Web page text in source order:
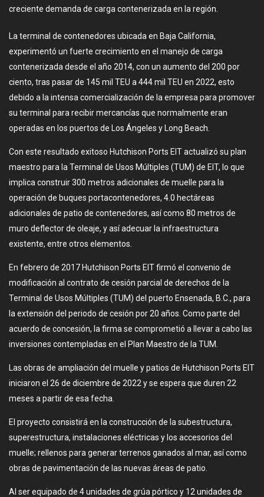
creciente demanda de carga contenerizada en la región.
La terminal de contenedores ubicada en Baja California,
experimentó un fuerte crecimiento en el manejo de carga
contenerizada desde el año 2014, con un aumento del 200 por
ciento, tras pasar de 145 mil TEU a 444 mil TEU en 2022, esto
debido a la intensa comercialización de la empresa para promover
su terminal para recibir mercancías que normalmente eran
operadas en los puertos de Los Ángeles y Long Beach.
Con este resultado exitoso Hutchison Ports EIT actualizó su plan
maestro para la Terminal de Usos Múltiples (TUM) de EIT, lo que
implica construir 300 metros adicionales de muelle para la
operación de buques portacontenedores, 4.0 hectáreas
adicionales de patio de contenedores, así como 80 metros de
muro deflector de oleaje, y así adecuar la infraestructura
existente, entre otros elementos.
En febrero de 2017 Hutchison Ports EIT firmó el convenio de
modificación al contrato de cesión parcial de derechos de la
Terminal de Usos Múltiples (TUM) del puerto Ensenada, B.C., para
la extensión del periodo de cesión por 20 años. Como parte del
acuerdo de concesión, la firma se comprometió a llevar a cabo las
inversiones contempladas en el Plan Maestro de la TUM.
Las obras de ampliación del muelle y patios de Hutchison Ports EIT
iniciaron el 26 de diciembre de 2022 y se espera que duren 22
meses a partir de esa fecha.
El proyecto consistirá en la construcción de la subestructura,
superestructura, instalaciones eléctricas y los accesorios del
muelle; rellenos para generar terrenos ganados al mar, así como
obras de pavimentación de las nuevas áreas de patio.
Al ser equipado de 4 unidades de grúa pórtico y 12 unidades de